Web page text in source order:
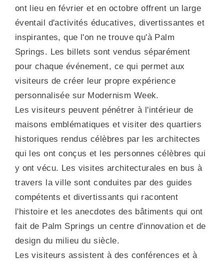
ont lieu en février et en octobre offrent un large
éventail d'activités éducatives, divertissantes et
inspirantes, que l'on ne trouve qu'à Palm
Springs. Les billets sont vendus séparément
pour chaque événement, ce qui permet aux
visiteurs de créer leur propre expérience
personnalisée sur Modernism Week.
Les visiteurs peuvent pénétrer à l'intérieur de
maisons emblématiques et visiter des quartiers
historiques rendus célèbres par les architectes
qui les ont conçus et les personnes célèbres qui
y ont vécu. Les visites architecturales en bus à
travers la ville sont conduites par des guides
compétents et divertissants qui racontent
l'histoire et les anecdotes des bâtiments qui ont
fait de Palm Springs un centre d'innovation et de
design du milieu du siècle.
Les visiteurs assistent à des conférences et à